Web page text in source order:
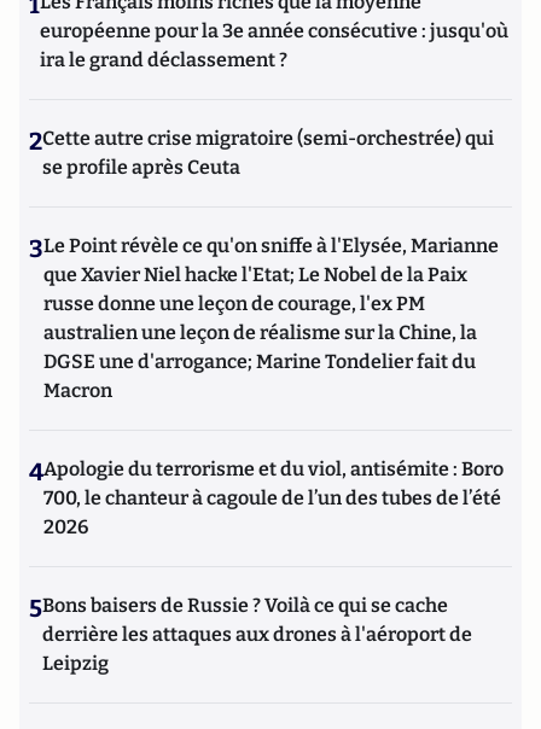
européenne pour la 3e année consécutive : jusqu'où
ira le grand déclassement ?
2Cette autre crise migratoire (semi-orchestrée) qui
se profile après Ceuta
3Le Point révèle ce qu'on sniffe à l'Elysée, Marianne
que Xavier Niel hacke l'Etat; Le Nobel de la Paix
russe donne une leçon de courage, l'ex PM
australien une leçon de réalisme sur la Chine, la
DGSE une d'arrogance; Marine Tondelier fait du
Macron
4Apologie du terrorisme et du viol, antisémite : Boro
700, le chanteur à cagoule de l’un des tubes de l’été
2026
5Bons baisers de Russie ? Voilà ce qui se cache
derrière les attaques aux drones à l'aéroport de
Leipzig